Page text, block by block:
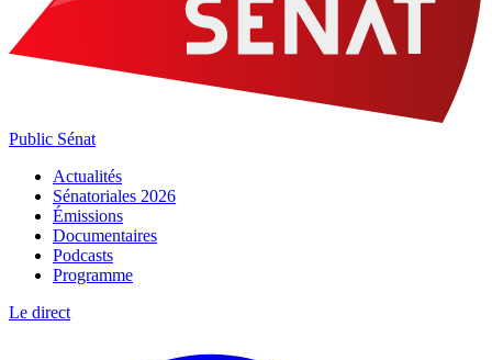
Public Sénat
Actualités
Sénatoriales 2026
Émissions
Documentaires
Podcasts
Programme
Le direct